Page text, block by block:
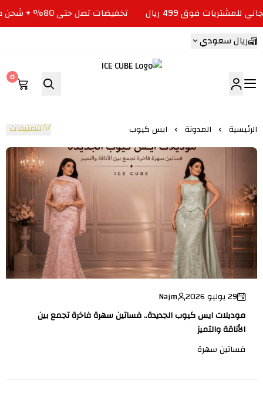
تخفيضات تصل حتى 80% + شحن مجاني للمشتريات فوق 499 ريال
ريال سعودي
0
الرئيسية المدونة ايس كيوب التصنيفات
ايس كيوب
29 يوليو 2026
Najm
موديلات ايس كيوب الجديدة.. فساتين سهرة فاخرة تجمع بين
الأناقة والتميز
فساتين سهرة